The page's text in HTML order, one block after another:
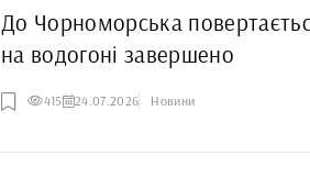
До Чорноморська
на водогоні завершено
415 24.07.2026 Новини